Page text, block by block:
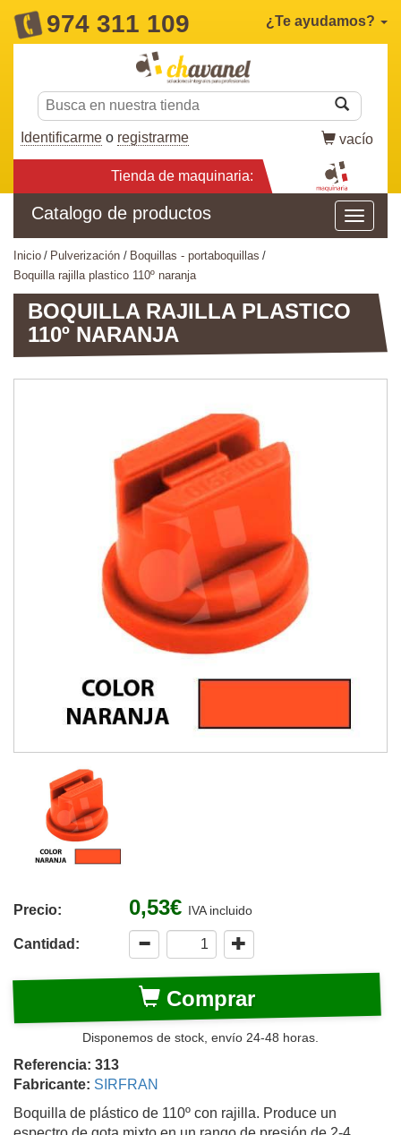
974 311 109 ¿Te ayudamos?
Identificarme o registrarme vacío
Tienda de maquinaria:
Catalogo de productos
inicio pulverización
boquillas - portaboquillas
boquilla rajilla plastico 110º naranja
BOQUILLA RAJILLA PLASTICO
110º NARANJA
Precio: 0,53€ IVA incluido
Cantidad:
Comprar
Disponemos de stock, envío 24-48 horas.
Referencia: 313
Fabricante: SIRFRAN
Boquilla de plástico de 110º con rajilla. Produce un